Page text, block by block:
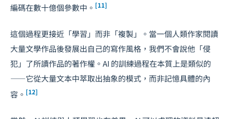
編碼在數十億個參數中。 [11]
這個過程更接近「學習」而非「複製」。當一個人類作家閱讀
大量文學作品後發展出自己的寫作風格，我們不會說他「侵
犯」了所讀作品的著作權。AI 的訓練過程在本質上是類似的
——它從大量文本中萃取出抽象的模式，而非記憶具體的內
容。 [12]